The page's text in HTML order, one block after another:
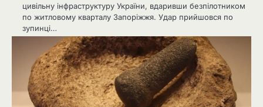
цивільну інфраструктуру України, вдаривши безпілотником
по житловому кварталу Запоріжжя. Удар прийшовся по
зупинці…